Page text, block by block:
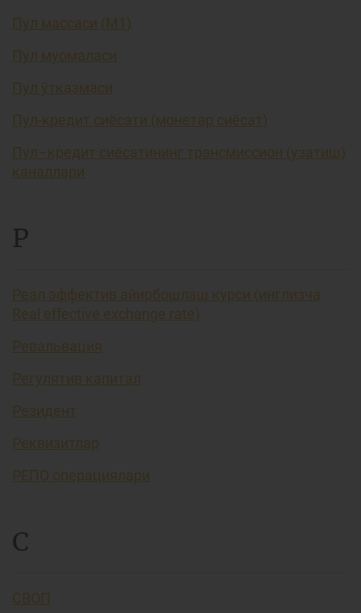
Пул массаси (М1)
Пул муомаласи
Пул ўтказмаси
Пул-кредит сиёсати (монетар сиёсат)
Пул–кредит сиёсатининг трансмиссион (узатиш)
каналлари
Р
Реал эффектив айирбошлаш курси (инглизча
Real effective exchange rate)
Ревальвация
Регулятив капитал
Резидент
Реквизитлар
РЕПО операциялари
С
СВОП